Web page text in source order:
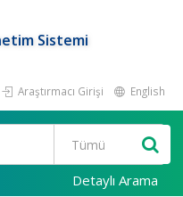
Sistemi
Araştırmacı Girişi English
Detaylı Arama